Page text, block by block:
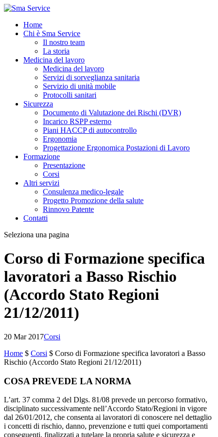
Home
Chi è Sma Service
Il nostro team
La storia
Medicina del lavoro
Medicina del lavoro
Servizi di sorveglianza sanitaria
Servizio di unità mobile
Protocolli sanitari
Sicurezza
Documento di Valutazione dei Rischi (DVR)
Incarico RSPP esterno
Piani HACCP di autocontrollo
Ergonomia
Progettazione Ergonomica Postazioni di Lavoro
Formazione
Presentazione
Corsi
Altri servizi
Consulenza medico-legale
Progetto Promozione della salute
Rinnovo Patente
Contatti
Seleziona una pagina
Corso di Formazione specifica
lavoratori a Basso Rischio
(Accordo Stato Regioni
21/12/2011)
20 Mar 2017Corsi
Home $ Corsi $ Corso di Formazione specifica lavoratori a Basso
Rischio (Accordo Stato Regioni 21/12/2011)
COSA PREVEDE LA NORMA
L’art. 37 comma 2 del Dlgs. 81/08 prevede un percorso formativo,
disciplinato successivamente nell’Accordo Stato/Regioni in vigore
dal 26/01/2012, che consenta ai lavoratori di conoscere nel dettaglio
i concetti di rischio, danno, prevenzione e tutti quei comportamenti
conseguenti, finalizzati a tutelare la propria salute e sicurezza e